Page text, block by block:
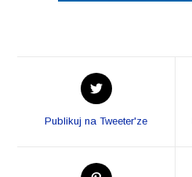
Opens
in
new
Publikuj na Tweeter'ze
Opens